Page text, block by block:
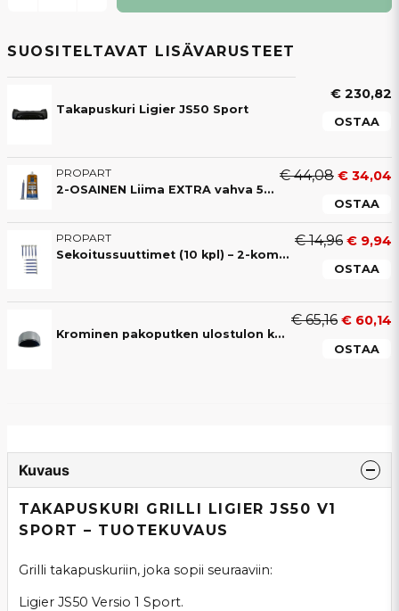
SUOSITELTAVAT LISÄVARUSTEET
Takapuskuri Ligier JS50 Sport
€ 230,82
OSTAA
PROPART
2-OSAINEN Liima EXTRA vahva 50ML liima (4-8 min)
€ 44,08 € 34,04
OSTAA
PROPART
Sekoitussuuttimet (10 kpl) – 2-komponenttiliimalle
€ 14,96 € 9,94
OSTAA
Krominen pakoputken ulostulon koriste Ligier IXO / JS50 V1 / JS RC
€ 65,16 € 60,14
OSTAA
Kuvaus
TAKAPUSKURI GRILLI LIGIER JS50 V1
SPORT – TUOTEKUVAUS
Grilli takapuskuriin, joka sopii seuraaviin:
Ligier JS50 Versio 1 Sport.